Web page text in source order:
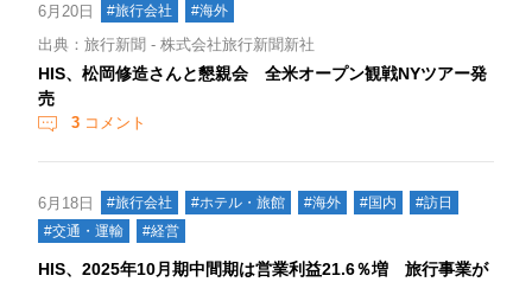
6月20日 #旅行会社 #海外
出典：旅行新聞 - 株式会社旅行新聞新社
HIS、松岡修造さんと懇親会 全米オープン観戦NYツアー発
売
3 コメント
6月18日 #旅行会社 #ホテル・旅館 #海外 #国内
#訪日
#交通・運輸
#経営
HIS、2025年10月期中間期は営業利益21.6％増 旅行事業が